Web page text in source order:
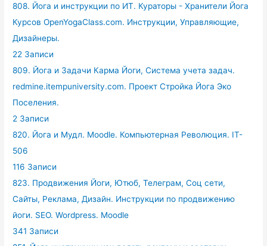
808. Йога и инструкции по ИТ. Кураторы - Хранители Йога
Курсов OpenYogaClass.com. Инструкции, Управляющие,
Дизайнеры.
22 Записи
809. Йога и Задачи Карма Йоги, Система учета задач.
redmine.itempuniversity.com. Проект Стройка Йога Эко
Поселения.
2 Записи
820. Йога и Мудл. Moodle. Компьютерная Революция. IT-
506
116 Записи
823. Продвижения Йоги, Ютюб, Телеграм, Соц сети,
Сайты, Реклама, Дизайн. Инструкции по продвижению
йоги. SEO. Wordpress. Moodle
341 Записи